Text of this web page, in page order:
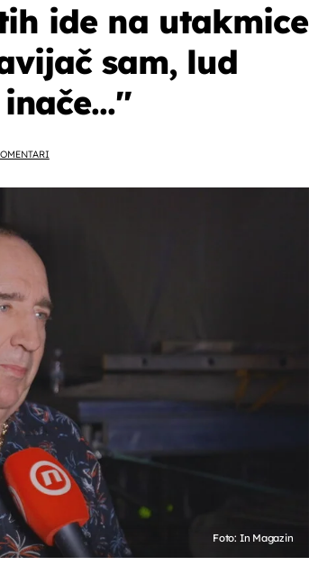
ide na utakmice
sam, lud
Foto: In Magazin